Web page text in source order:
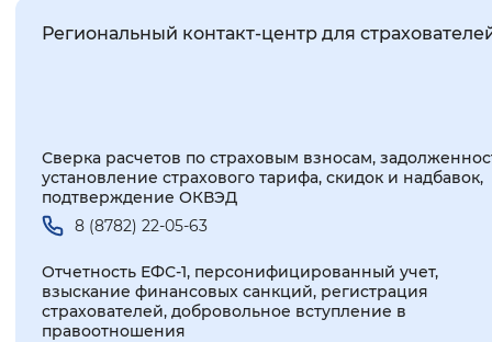
Региональный контакт-центр для
Сверка расчетов по страховым взносам,
установление страхового тарифа, скидок и надбавок,
подтверждение ОКВЭД
8 (8782) 22-05-63
Отчетность ЕФС-1, персонифицированный учет,
взыскание финансовых санкций, регистрация
страхователей, добровольное вступление в
правоотношения